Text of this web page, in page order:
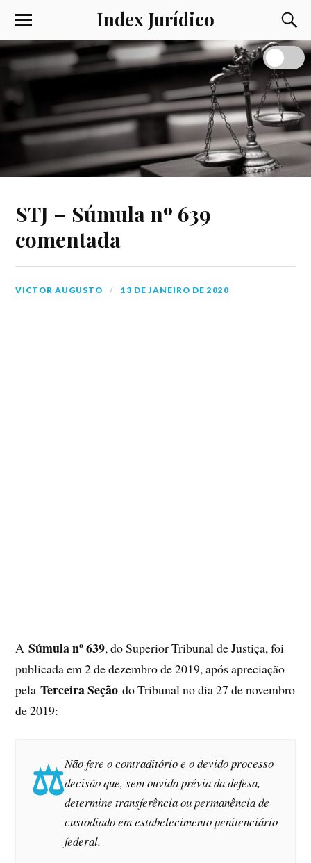
Index Jurídico
STJ – Súmula nº 639
comentada
VICTOR AUGUSTO 13 DE JANEIRO DE 2020
ASúmula nº 639, do Superior Tribunal de Justiça, foi
publicada em 2 de dezembro de 2019, após apreciação
pelaTerceira Seção do Tribunal no dia 27 de novembro
de 2019:
Não fere o contraditório e o devido processo
decisão que, sem ouvida prévia da defesa,
determine transferência ou permanência de
custodiado em estabelecimento penitenciário
federal.